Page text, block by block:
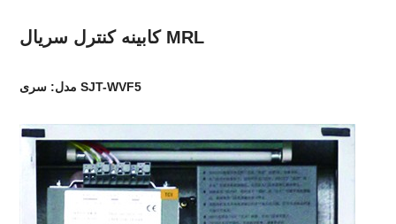
کابینه کنترل سریال MRL
مدل: سری SJT-WVF5